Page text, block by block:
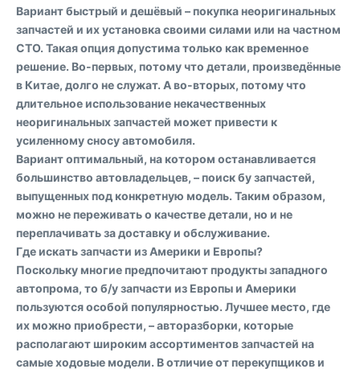
Вариант быстрый и дешёвый – покупка неоригинальных
запчастей и их установка своими силами или на частном
СТО. Такая опция допустима только как временное
решение. Во-первых, потому что детали, произведённые
в Китае, долго не служат. А во-вторых, потому что
длительное использование некачественных
неоригинальных запчастей может привести к
усиленному сносу автомобиля.
Вариант оптимальный, на котором останавливается
большинство автовладельцев, – поиск бу запчастей,
выпущенных под конкретную модель. Таким образом,
можно не переживать о качестве детали, но и не
переплачивать за доставку и обслуживание.
Где искать запчасти из Америки и Европы?
Поскольку многие предпочитают продукты западного
автопрома, то б/у запчасти из Европы и Америки
пользуются особой популярностью. Лучшее место, где
их можно приобрести, – авторазборки, которые
располагают широким ассортиментов запчастей на
самые ходовые модели. В отличие от перекупщиков и